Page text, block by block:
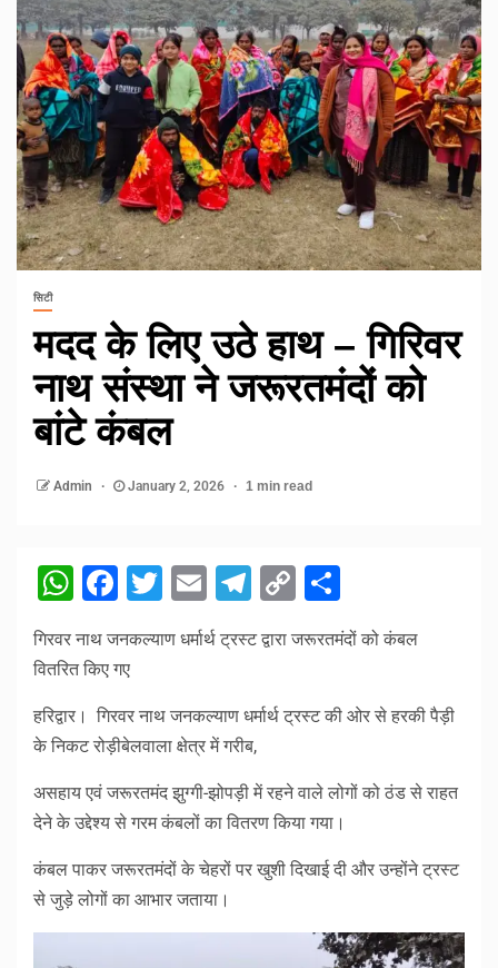
सिटी
मदद के लिए उठे हाथ – गिरिवर
नाथ संस्था ने जरूरतमंदों को
बांटे कंबल
Admin January 2, 2026 1 min read
WhatsApp
Facebook
Twitter
EmailTelegram
Copy
Link
गिरवर नाथ जनकल्याण धर्मार्थ ट्रस्ट द्वारा जरूरतमंदों को कंबल
वितरित किए गए
हरिद्वार। गिरवर नाथ जनकल्याण धर्मार्थ ट्रस्ट की ओर से हरकी पैड़ी
के निकट रोड़ीबेलवाला क्षेत्र में गरीब,
असहाय एवं जरूरतमंद झुग्गी-झोपड़ी में रहने वाले लोगों को ठंड से राहत
देने के उद्देश्य से गरम कंबलों का वितरण किया गया।
कंबल पाकर जरूरतमंदों के चेहरों पर खुशी दिखाई दी और उन्होंने ट्रस्ट
से जुड़े लोगों का आभार जताया।